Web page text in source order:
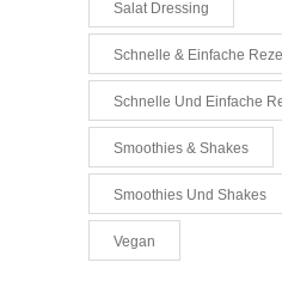
Salat Dressing
Schnelle & Einfache
Schnelle Und Einfache
Smoothies & Shakes
Smoothies Und Shakes
Vegan